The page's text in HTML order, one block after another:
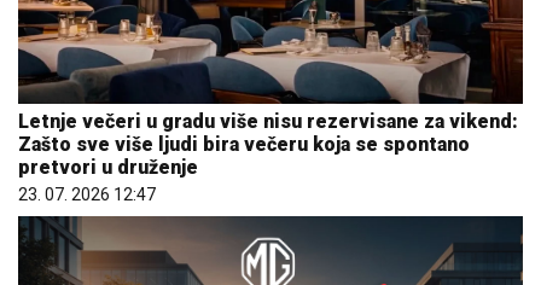
Letnje večeri u gradu više nisu rezervisane za vikend:
Zašto sve više ljudi bira večeru koja se spontano
pretvori u druženje
23. 07. 2026 12:47